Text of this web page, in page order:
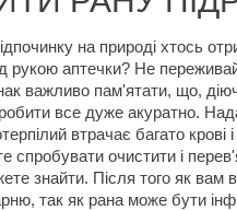
на природі хтось
рукою аптечки? Не
важливо пам'ятати, що,
все дуже акуратно.
втрачає багато
очистити і
знайти. Після того як
так як рана може бути